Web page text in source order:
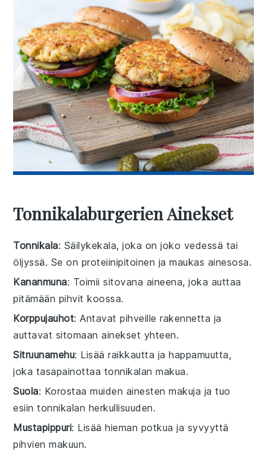
Tonnikalaburgerien Ainekset
Tonnikala: Säilykekala, joka on joko vedessä tai
öljyssä. Se on proteiinipitoinen ja maukas ainesosa.
Kananmuna: Toimii sitovana aineena, joka auttaa
pitämään pihvit koossa.
Korppujauhot: Antavat pihveille rakennetta ja
auttavat sitomaan ainekset yhteen.
Sitruunamehu: Lisää raikkautta ja happamuutta,
joka tasapainottaa tonnikalan makua.
Suola: Korostaa muiden ainesten makuja ja tuo
esiin tonnikalan herkullisuuden.
Mustapippuri: Lisää hieman potkua ja syvyyttä
pihvien makuun.